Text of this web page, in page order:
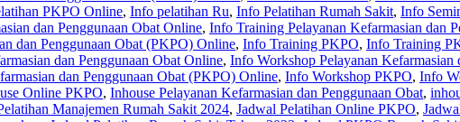
PKPO Online, Info pelatihan Ru, Info Pelatihan Rumah Sakit, Info
dan Penggunaan Obat Online, Info Training Pelayanan Kefarmasian dan
dan Penggunaan Obat (PKPO) Online, Info Training PKPO, Info Training
dan Penggunaan Obat Online, Info Workshop Pelayanan Kefarmasian
dan Penggunaan Obat (PKPO) Online, Info Workshop PKPO, Info
Online PKPO, Inhouse Pelayanan Kefarmasian dan Penggunaan Obat,
Manajemen Rumah Sakit 2024, Jadwal Pelatihan Online PKPO,